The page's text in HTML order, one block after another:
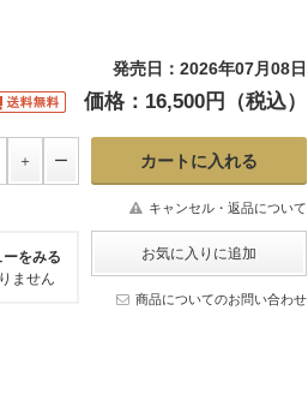
発売日：2026年07月08日
価格：16,500円（税込）
キャンセル・返品について
をみる
ません
商品についてのお問い合わせ